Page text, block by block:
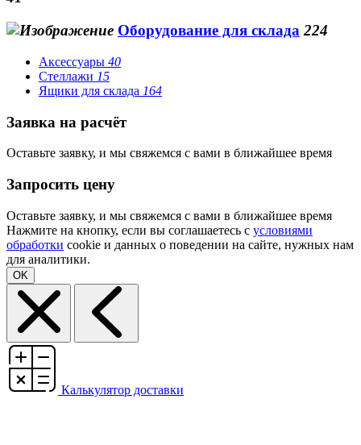
Оборудование для склада 224
Аксессуары 40
Стеллажи 15
Ящики для склада 164
Заявка на расчёт
Оставьте заявку, и мы свяжемся с вами в ближайшее время
Запросить цену
Оставьте заявку, и мы свяжемся с вами в ближайшее время
Нажмите на кнопку, если вы соглашаетесь с условиями
обработки cookie и данных о поведении на сайте, нужных нам
для аналитики.
OK
Калькулятор доставки